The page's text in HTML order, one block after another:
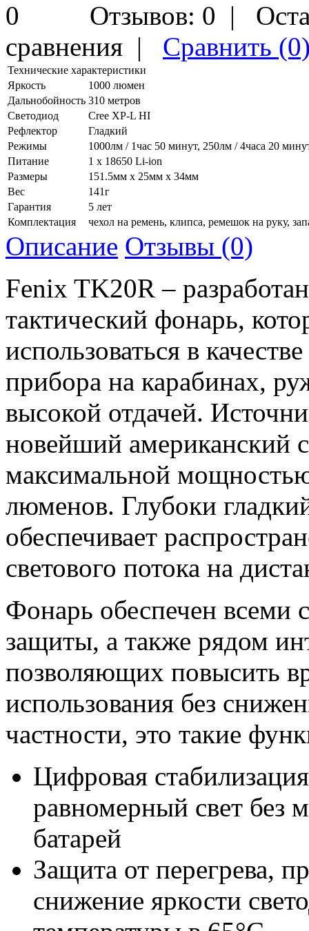
Отзывов: 0 |
сравнения | Сравнить
Технические характеристики
Яркость
1000 люмен
Дальнобойность 310 метров
Светодиод
Cree XP-L HI
Рефлектор
Гладкий
Режимы
1000лм / 1час 50 минут, 250лм / 4часа 20
Питание
1 х 18650 Li-ion
Размеры
151.5мм x 25мм x 34мм
Вес
141г
Гарантия
5 лет
Комплектация
чехол на ремень, клипса, ремешок на руку,
Описание Отзывы (0)
Fenix TK20R –
тактический фонарь,
использоваться в
прибора на карабинах,
высокой отдачей.
новейший американский
максимальной
люменов. Глубоки
обеспечивает
светового потока на
Фонарь обеспечен всеми
защиты, а также рядом
позволяющих повысить
использования без
частности, это такие
Цифровая
равномерный свет без
батарей
Защита от перегрева,
снижение яркости